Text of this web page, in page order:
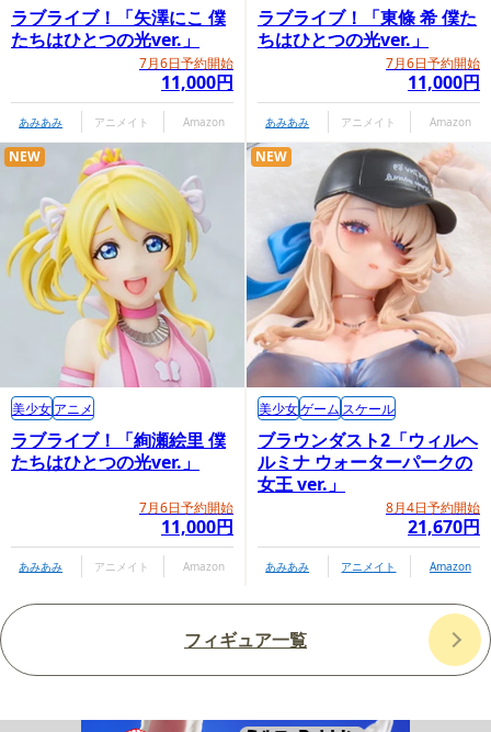
ラブライブ！「矢澤にこ 僕
たちはひとつの光ver.」
7月6日予約開始
11,000円
あみあみ アニメイト Amazon
ラブライブ！「東條 希 僕た
ちはひとつの光ver.」
7月6日予約開始
11,000円
あみあみ アニメイト Amazon
ラブライブ！「絢瀬絵里 僕
たちはひとつの光ver.」
7月6日予約開始
11,000円
NEW
美少女アニメ
あみあみ アニメイト Amazon
ブラウンダスト2「ウィルヘ
ルミナ ウォーターパークの
女王 ver.」
8月4日予約開始
21,670円
NEW
美少女ゲーム スケール
あみあみ アニメイト Amazon
フィギュア一覧